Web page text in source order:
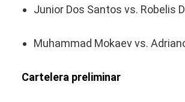
Junior Dos Santos vs. Robelis
Muhammad Mokaev vs.
Cartelera preliminar